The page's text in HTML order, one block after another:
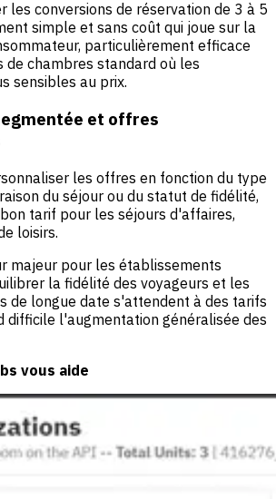
les conversions de réservation de 3 à 5
simple et sans coût qui joue sur la
particulièrement efficace
de chambres standard où les
sensibles au prix.
et offres
les offres en fonction du type
du séjour ou du statut de fidélité,
tarif pour les séjours d'affaires,
loisirs.
majeur pour les établissements
la fidélité des voyageurs et les
de longue date s'attendent à des tarifs
difficile l'augmentation généralisée des
vous aide